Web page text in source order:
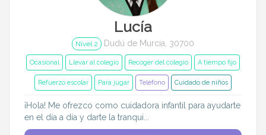
Lucía
Nivel 2 Dudú de Murcia, 30700
Ocasional Llevar al colegio Recoger del colegio A tiempo fijo
Refuerzo escolar Para jugar Teléfono Cuidado de niños
¡Hola! Me ofrezco como cuidadora infantil para ayudarte
en el día a día y darte la tranqui...